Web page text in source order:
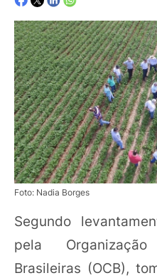
Foto: Nadia Borges
Segundo
pela
Brasileiras (OCB),